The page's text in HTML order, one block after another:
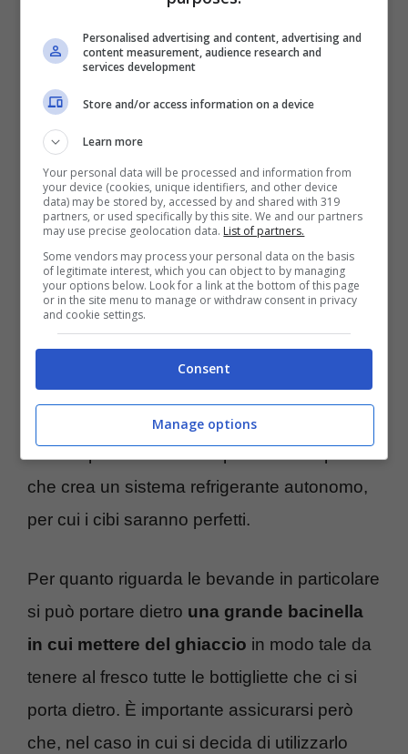
Un’altra soluzione davvero pratica è ilfrigo
termico, poiché è proprio un mini frigo
portatile rigido che può addirittura essere
collegato a una presa di corrente se si
acquista un modello più avanzato. In questi
casi ha perfino un’intercapedine tra le pareti
che crea un sistema refrigerante autonomo,
per cui i cibi saranno perfetti.
Per quanto riguarda le bevande in particolare
si può portare dietro una grande bacinella
in cui mettere del ghiaccio in modo tale da
tenere al fresco tutte le bottigliette che ci si
porta dietro. È importante assicurarsi però
che, nel caso in cui si decida di utilizzarlo
Personalised advertising and content, advertising and
content measurement, audience research and
services development
Store and/or access information on a device
Learn more
Your personal data will be processed and information from
your device (cookies, unique identifiers, and other device
data) may be stored by, accessed by and shared with 319
partners, or used specifically by this site. We and our partners
may use precise geolocation data. List of partners.
Some vendors may process your personal data on the basis
of legitimate interest, which you can object to by managing
your options below. Look for a link at the bottom of this page
or in the site menu to manage or withdraw consent in privacy
and cookie settings.
Consent
Manage options